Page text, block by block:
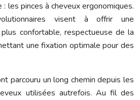
les pinces à cheveux ergonomiques.
visent à offrir une
confortable, respectueuse de la
une fixation optimale pour des
parcouru un long chemin depuis les
utilisées autrefois. Au fil des